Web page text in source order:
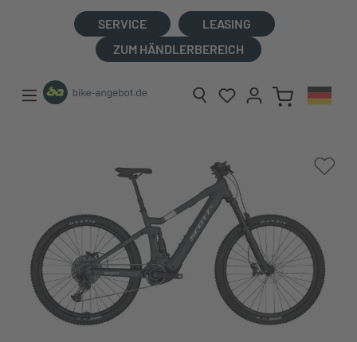
SERVICE
LEASING
ZUM HÄNDLERBEREICH